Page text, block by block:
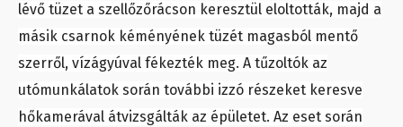
lévő tüzet a szellőzőrácson keresztül eloltották, majd a
másik csarnok kéményének tüzét magasból mentő
szerről, vízágyúval fékezték meg. A tűzoltók az
utómunkálatok során további izzó részeket keresve
hőkamerával átvizsgálták az épületet. Az eset során